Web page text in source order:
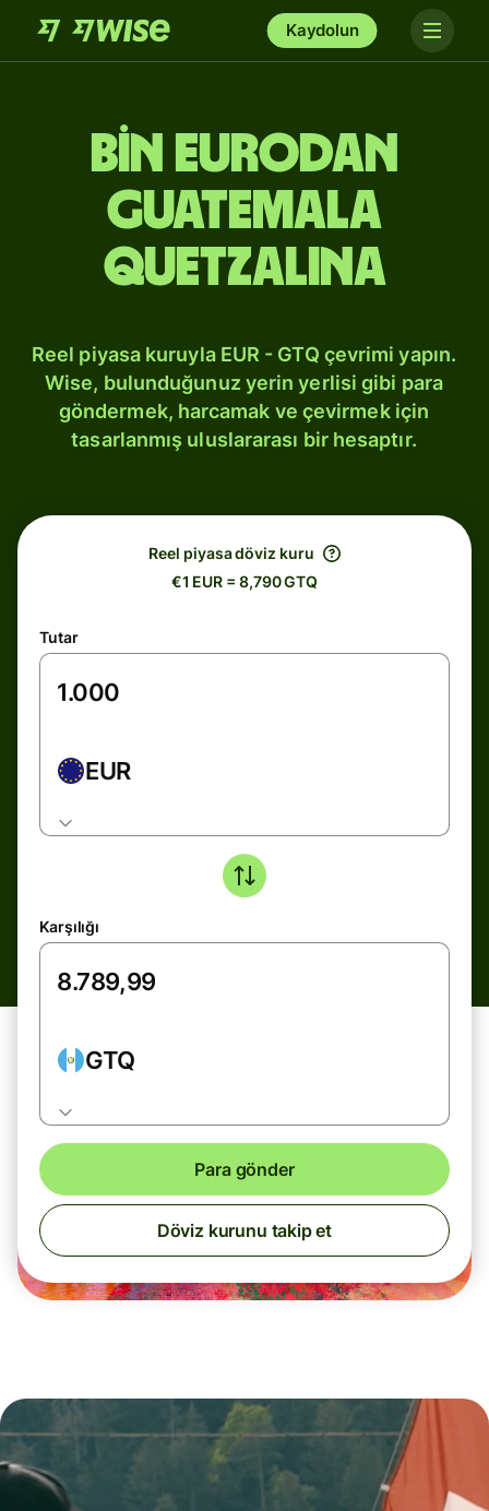
Kaydolun
bin Eurodan
Guatemala
quetzalına
Reel piyasa kuruyla EUR - GTQ çevrimi yapın.
Wise, bulunduğunuz yerin yerlisi gibi para
göndermek, harcamak ve çevirmek için
tasarlanmış uluslararası bir hesaptır.
Reel piyasa döviz kuru
€1 EUR = 8,790 GTQ
Tutar
EUR
Karşılığı
GTQ
Para gönder
Döviz kurunu takip et